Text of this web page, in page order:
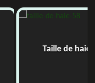
Taille de haie